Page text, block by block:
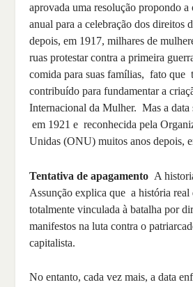
aprovada uma resolução propondo a
anual para a celebração dos direitos
depois, em 1917, milhares de
ruas protestar contra a primeira
comida para suas famílias, fato que
contribuído para fundamentar a
Internacional da Mulher. Mas a data
em 1921 e reconhecida pela
Unidas (ONU) muitos anos depois,
Tentativa de apagamento A
Assunção explica que a história real
totalmente vinculada à batalha por
manifestos na luta contra o
capitalista.
No entanto, cada vez mais, a data